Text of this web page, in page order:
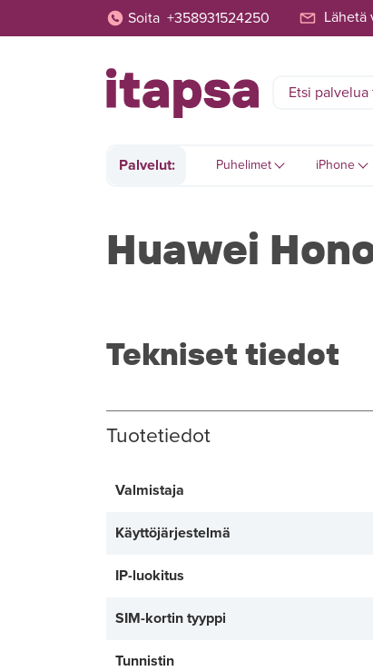
Soita +358931524250 Lähetä
Palvelut: Puhelimet iPhone
Huawei
Tekniset tiedot
Tuotetiedot
Valmistaja
Käyttöjärjestelmä
IP-luokitus
SIM-kortin tyyppi
Tunnistin